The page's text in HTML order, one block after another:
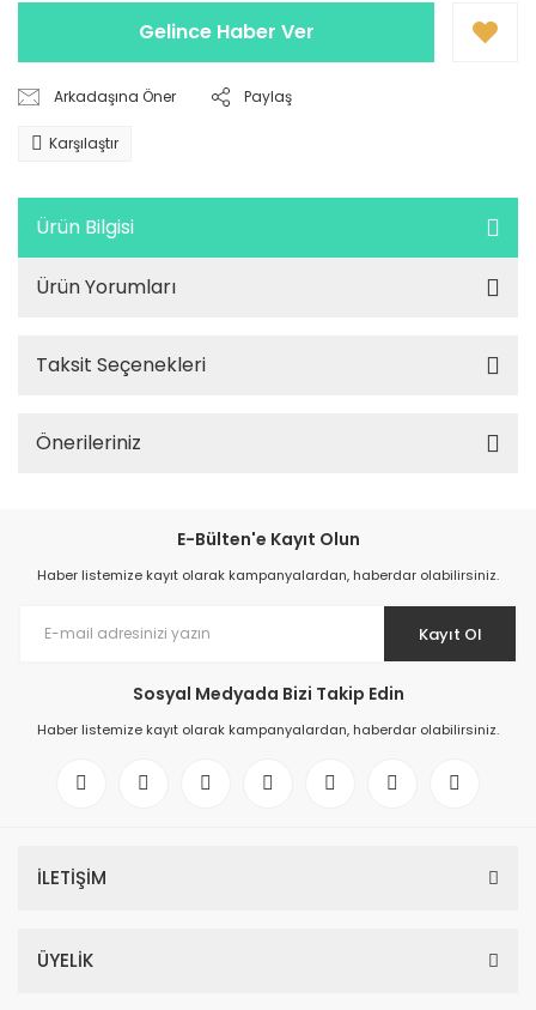
Gelince Haber Ver
Arkadaşına Öner Paylaş
Karşılaştır
Ürün Bilgisi
Ürün Yorumları
Taksit Seçenekleri
Önerileriniz
E-Bülten'e Kayıt Olun
Haber listemize kayıt olarak kampanyalardan, haberdar olabilirsiniz.
Kayıt Ol
Sosyal Medyada Bizi Takip Edin
Haber listemize kayıt olarak kampanyalardan, haberdar olabilirsiniz.
İLETİŞİM
ÜYELİK